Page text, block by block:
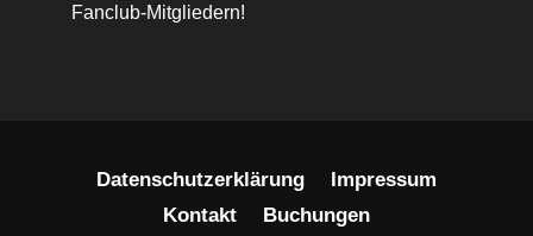
Fanclub-Mitgliedern!
Datenschutzerklärung
Impressum
Kontakt
Buchungen